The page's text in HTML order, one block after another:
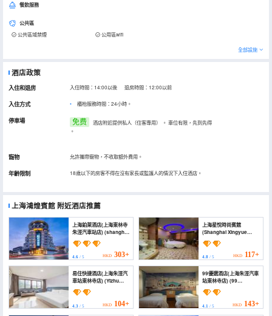
餐飲服務
公共區
公共區域禁煙 公用區wifi
全部設施
酒店政策
入住和退房 入住時間：14:00以後 退房時間：12:00以前
入住方式 櫃枱服務時間：24小時。
停車場 免费 酒店附近提供私人（住客專用） 。 車位有限，先到先得
。
寵物 允許攜帶寵物，不收取額外費用。
年齡限制 18歲以下的房客不得在沒有家長或監護人的情況下入住酒店。
上海鴻煌賓館 附近酒店推薦
上海鉑萊酒店(上海東林寺
朱涇汽車站店) (shanghai
platinum Hotel)
4.6 / 5 HKD 303+
上海星悅時尚賓館
(Shanghai Xingyue
Fashion Hotel)
4.8/ 5 HKD 117+
易住快捷酒店(上海朱涇汽
車站東林寺店) (Yizhu
Express Hotel)
4.3 / 5 HKD 104+
99優選酒店(上海朱涇汽車
站東林寺店) (99
Preferred Hotel
(Shanghai Zhujing Bus
4.1/ 5 HKD 143+